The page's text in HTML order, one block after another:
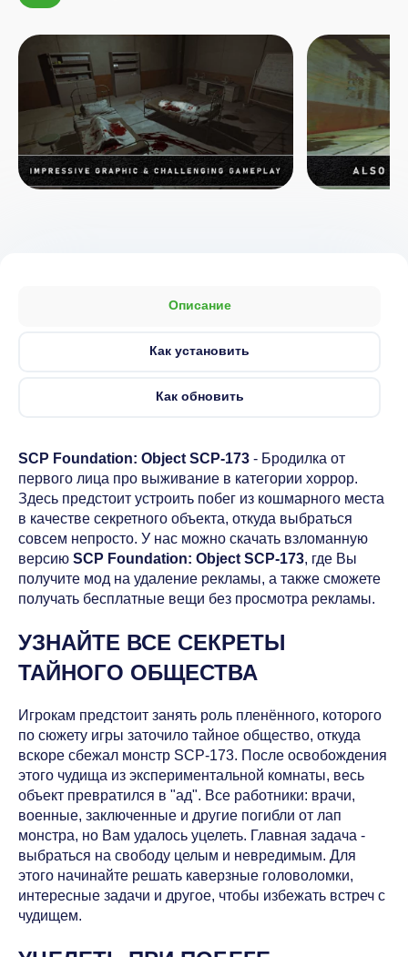
Описание
Как установить
Как обновить
SCP Foundation: Object SCP-173 - Бродилка от
первого лица про выживание в категории хоррор.
Здесь предстоит устроить побег из кошмарного места
в качестве секретного объекта, откуда выбраться
совсем непросто. У нас можно скачать взломанную
версию SCP Foundation: Object SCP-173, где Вы
получите мод на удаление рекламы, а также сможете
получать бесплатные вещи без просмотра рекламы.
УЗНАЙТЕ ВСЕ СЕКРЕТЫ
ТАЙНОГО ОБЩЕСТВА
Игрокам предстоит занять роль пленённого, которого
по сюжету игры заточило тайное общество, откуда
вскоре сбежал монстр SCP-173. После освобождения
этого чудища из экспериментальной комнаты, весь
объект превратился в "ад". Все работники: врачи,
военные, заключенные и другие погибли от лап
монстра, но Вам удалось уцелеть. Главная задача -
выбраться на свободу целым и невредимым. Для
этого начинайте решать каверзные головоломки,
интересные задачи и другое, чтобы избежать встреч с
чудищем.